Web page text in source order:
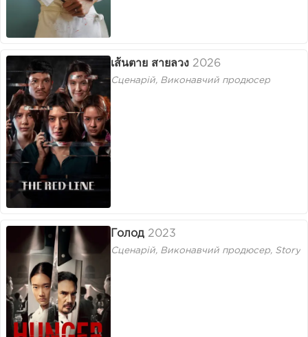
เส้นตาย สายลวง 2026
Сценарій, Виконавчий продюсер
Голод 2023
Сценарій, Виконавчий продюсер, Story